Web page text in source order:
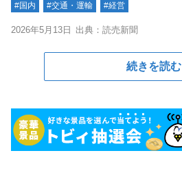
#国内 #交通・運輸 #経営
2026年5月13日 出典：読売新聞
続きを読む